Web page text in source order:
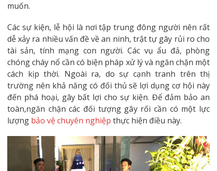
muốn.
Các sự kiện, lễ hội là nơi tập trung đông người nên rất
dễ xảy ra nhiều vấn đề về an ninh, trật tự gây rủi ro cho
tài sản, tính mạng con người. Các vụ ẩu đả, phòng
chóng cháy nổ cần có biện pháp xử lý và ngăn chặn một
cách kịp thời. Ngoài ra, do sự cạnh tranh trên thị
trường nên khả năng có đối thủ sẽ lợi dụng cơ hội này
đến phá hoại, gây bất lợi cho sự kiện. Để đảm bảo an
toàn,ngăn chặn các đối tượng gây rối cần có một lực
lượng bảo vệ chuyên nghiệp thực hiện điều này.